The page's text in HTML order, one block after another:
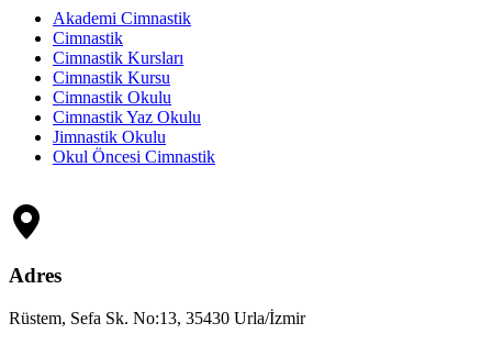
Akademi Cimnastik
Cimnastik
Cimnastik Kursları
Cimnastik Kursu
Cimnastik Okulu
Cimnastik Yaz Okulu
Jimnastik Okulu
Okul Öncesi Cimnastik
Adres
Rüstem, Sefa Sk. No:13, 35430 Urla/İzmir